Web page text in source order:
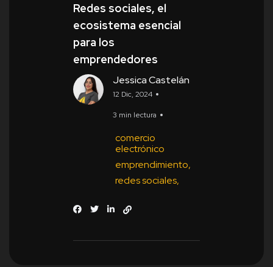
Redes sociales, el
ecosistema esencial
para los
emprendedores
Jessica Castelán
12 Dic, 2024
3 min lectura
comercio
electrónico
emprendimiento
redes sociales